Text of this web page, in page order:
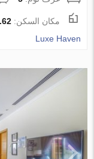
مكان السكن:
Luxe Haven